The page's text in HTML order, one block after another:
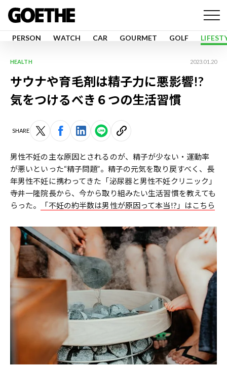
PERSON WATCH CAR GOURMET GOLF
HEALTH 2023.01.20
サウナや育毛剤は精子力に悪影響!?
気をつけるべき６つの生活習慣
SHARE
男性不妊の主な原因とされるのが、精子が少ない・運動率
が悪いといった“精子問題”。精子の元気を取り戻すべく、長
年男性不妊に携わってきた「泌尿器と男性不妊クリニック」
寺井一隆院長から、今から取り組みたい生活習慣を教えても
らった。
「不妊の約半数は男性が原因って本当!?」はこちら